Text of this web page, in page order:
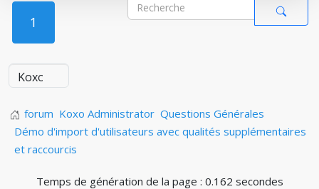
1
forum Koxo Administrator Questions Générales
Démo d'import d'utilisateurs avec qualités supplémentaires
et raccourcis
Temps de génération de la page : 0.162 secondes